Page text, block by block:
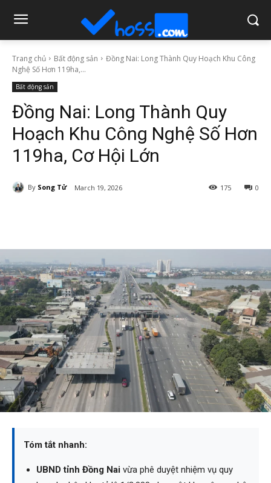
Trang chủ Bất động sản
Đồng Nai: Long Thành Quy Hoạch Khu Công
Nghệ Số Hơn 119ha,...
Bất động sản
Đồng Nai: Long Thành Quy
Hoạch Khu Công Nghệ Số Hơn
119ha, Cơ Hội Lớn
By Song Tử March 19, 2026 0
175
Tóm tắt nhanh:
UBND tỉnh Đồng Nai vừa phê duyệt nhiệm vụ quy